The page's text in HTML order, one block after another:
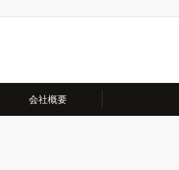
会社概要